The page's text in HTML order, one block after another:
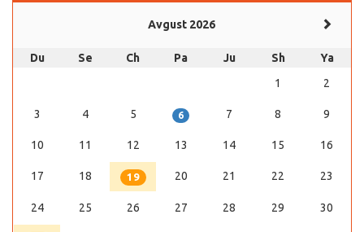
Avgust 2026
Du Se Ch Pa Ju Sh
Ya
1
2
3 4 5 6 7 8 9
10 11 12 13 14 15 16
17 18 19 20 21 22 23
24 25 26 27 28 29 30